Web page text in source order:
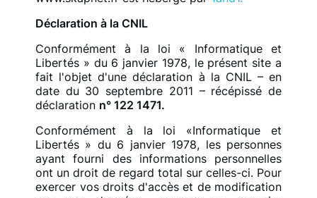
Déclaration à la CNIL
Conformément à la loi « Informatique et
Libertés » du 6 janvier 1978, le présent site a
fait l'objet d'une déclaration à la CNIL – en
date du 30 septembre 2011 – récépissé de
déclaration n° 122 1471.
Conformément à la loi «Informatique et
Libertés » du 6 janvier 1978, les personnes
ayant fourni des informations personnelles
ont un droit de regard total sur celles-ci. Pour
exercer vos droits d'accès et de modification